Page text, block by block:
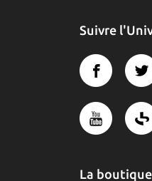
Suivre
La